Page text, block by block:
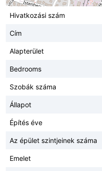
Hivatkozási szám
Cím
Alapterület
Bedrooms
Szobák száma
Állapot
Építés éve
Az épület szintjeinek száma
Emelet